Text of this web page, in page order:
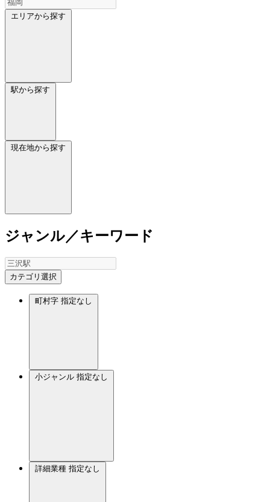
エリアから探す
駅から探す
現在地から探す
ジャンル／キーワード
カテゴリ選択
町村字 指定なし
小ジャンル 指定なし
詳細業種 指定なし